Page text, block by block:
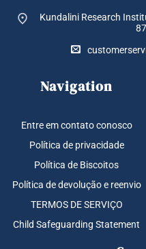
Kundalini Research
Navigation
Entre em contato conosco
Política de privacidade
Política de Biscoitos
Política de devolução e reenvio
TERMOS DE SERVIÇO
Child Safeguarding Statement